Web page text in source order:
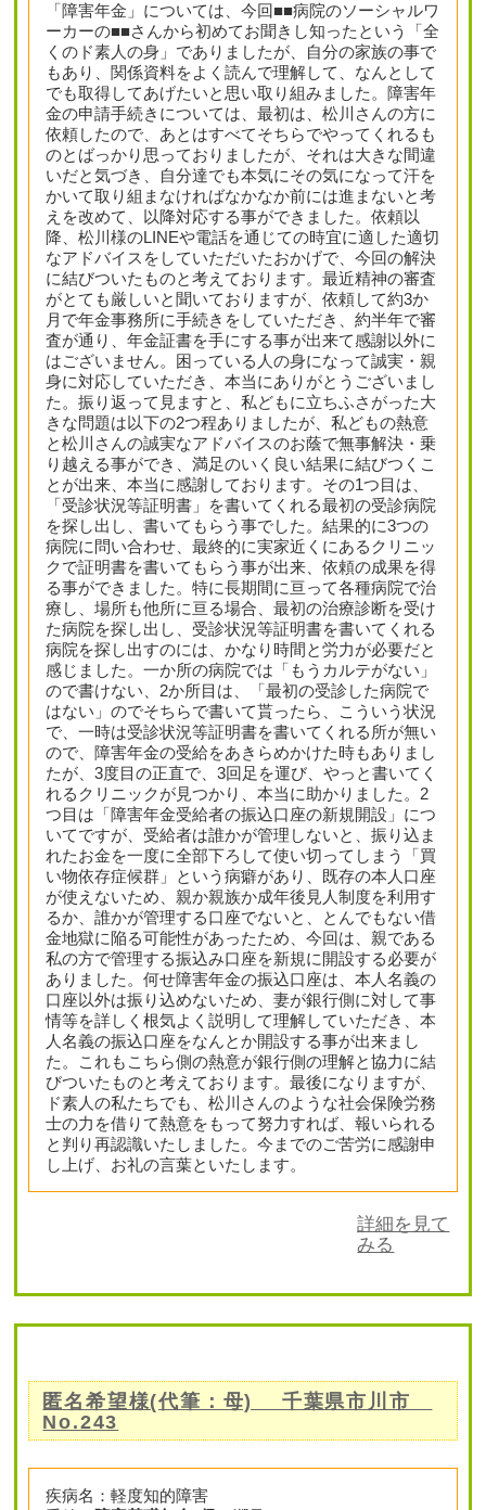
「障害年金」については、今回■■病院のソーシャルワ
ーカーの■■さんから初めてお聞きし知ったという「全
くのド素人の身」でありましたが、自分の家族の事で
もあり、関係資料をよく読んで理解して、なんとして
でも取得してあげたいと思い取り組みました。障害年
金の申請手続きについては、最初は、松川さんの方に
依頼したので、あとはすべてそちらでやってくれるも
のとばっかり思っておりましたが、それは大きな間違
いだと気づき、自分達でも本気にその気になって汗を
かいて取り組まなければなかなか前には進まないと考
えを改めて、以降対応する事ができました。依頼以
降、松川様のLINEや電話を通じての時宜に適した適切
なアドバイスをしていただいたおかげで、今回の解決
に結びついたものと考えております。最近精神の審査
がとても厳しいと聞いておりますが、依頼して約3か
月で年金事務所に手続きをしていただき、約半年で審
査が通り、年金証書を手にする事が出来て感謝以外に
はございません。困っている人の身になって誠実・親
身に対応していただき、本当にありがとうございまし
た。振り返って見ますと、私どもに立ちふさがった大
きな問題は以下の2つ程ありましたが、私どもの熱意
と松川さんの誠実なアドバイスのお蔭で無事解決・乗
り越える事ができ、満足のいく良い結果に結びつくこ
とが出来、本当に感謝しております。その1つ目は、
「受診状況等証明書」を書いてくれる最初の受診病院
を探し出し、書いてもらう事でした。結果的に3つの
病院に問い合わせ、最終的に実家近くにあるクリニッ
クで証明書を書いてもらう事が出来、依頼の成果を得
る事ができました。特に長期間に亘って各種病院で治
療し、場所も他所に亘る場合、最初の治療診断を受け
た病院を探し出し、受診状況等証明書を書いてくれる
病院を探し出すのには、かなり時間と労力が必要だと
感じました。一か所の病院では「もうカルテがない」
ので書けない、2か所目は、「最初の受診した病院で
はない」のでそちらで書いて貰ったら、こういう状況
で、一時は受診状況等証明書を書いてくれる所が無い
ので、障害年金の受給をあきらめかけた時もありまし
たが、3度目の正直で、3回足を運び、やっと書いてく
れるクリニックが見つかり、本当に助かりました。2
つ目は「障害年金受給者の振込口座の新規開設」につ
いてですが、受給者は誰かが管理しないと、振り込ま
れたお金を一度に全部下ろして使い切ってしまう「買
い物依存症候群」という病癖があり、既存の本人口座
が使えないため、親か親族か成年後見人制度を利用す
るか、誰かが管理する口座でないと、とんでもない借
金地獄に陥る可能性があったため、今回は、親である
私の方で管理する振込み口座を新規に開設する必要が
ありました。何せ障害年金の振込口座は、本人名義の
口座以外は振り込めないため、妻が銀行側に対して事
情等を詳しく根気よく説明して理解していただき、本
人名義の振込口座をなんとか開設する事が出来まし
た。これもこちら側の熱意が銀行側の理解と協力に結
びついたものと考えております。最後になりますが、
ド素人の私たちでも、松川さんのような社会保険労務
士の力を借りて熱意をもって努力すれば、報いられる
と判り再認識いたしました。今までのご苦労に感謝申
し上げ、お礼の言葉といたします。
詳細を見て
みる
匿名希望様(代筆：母) 千葉県市川市
No.243
疾病名：軽度知的障害